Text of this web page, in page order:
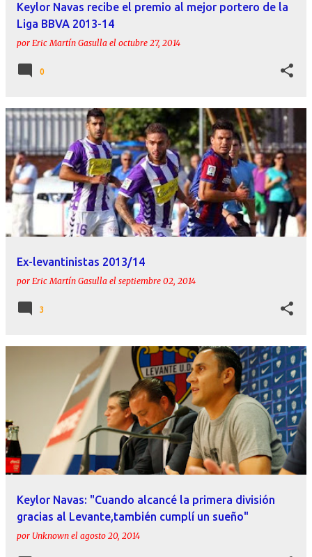
Keylor Navas recibe el premio al mejor portero de la
Liga BBVA 2013-14
por Eric Martín Gasulla el octubre 27, 2014
0
Ex-levantinistas 2013/14
por Eric Martín Gasulla el septiembre 02, 2014
3
Keylor Navas: "Cuando alcancé la primera división
gracias al Levante,también cumplí un sueño"
por Unknown el agosto 20, 2014